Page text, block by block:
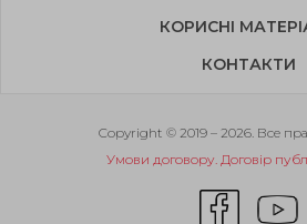
КОРИСНІ
КОНТАКТИ
Copyright © 2019 – 2026. Все
Умови договору. Договір